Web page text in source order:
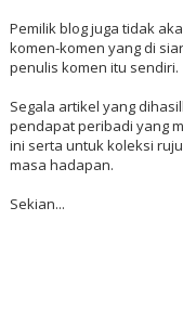
Pemilik blog juga tidak
komen-komen yang di
penulis komen itu sendiri.
Segala artikel yang
pendapat peribadi yang
ini serta untuk koleksi
masa hadapan.
Sekian...